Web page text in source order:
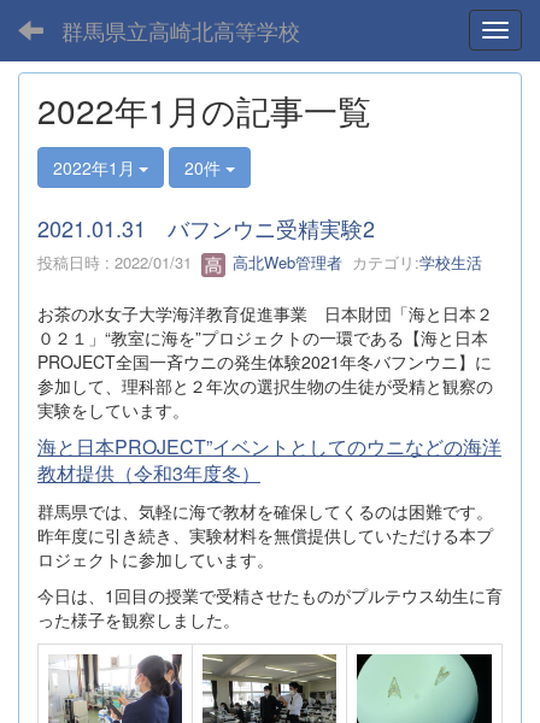
群馬県立高崎北高等学校
2022年1月の記事一覧
2022年1月 20件
2021.01.31 バフンウニ受精実験2
投稿日時 : 2022/01/31 高北Web管理者 カテゴリ:学校生活
お茶の水女子大学海洋教育促進事業 日本財団「海と日本２
０２１」“教室に海を”プロジェクトの一環である【海と日本
PROJECT全国一斉ウニの発生体験2021年冬バフンウニ】に
参加して、理科部と２年次の選択生物の生徒が受精と観察の
実験をしています。
海と日本PROJECT”イベントとしてのウニなどの海洋
教材提供（令和3年度冬）
群馬県では、気軽に海で教材を確保してくるのは困難です。
昨年度に引き続き、実験材料を無償提供していただける本プ
ロジェクトに参加しています。
今日は、1回目の授業で受精させたものがプルテウス幼生に育
った様子を観察しました。